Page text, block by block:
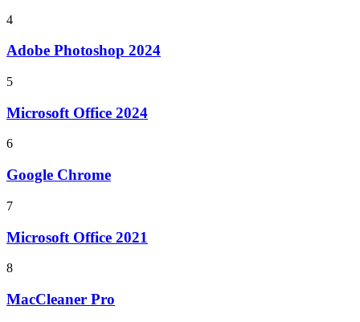
4
Adobe Photoshop 2024
5
Microsoft Office 2024
6
Google Chrome
7
Microsoft Office 2021
8
MacCleaner Pro